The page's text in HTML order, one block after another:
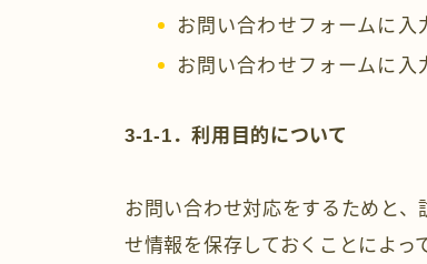
お問い合わせフォームに入
お問い合わせフォームに
3-1-1．利用目的について
お問い合わせ対応をするためと
せ情報を保存しておくことによっ